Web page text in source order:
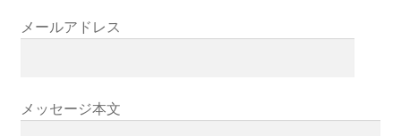
メールアドレス
メッセージ本文